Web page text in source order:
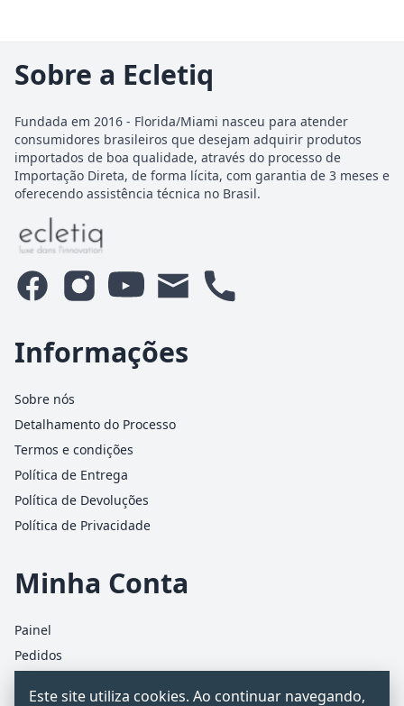
Sobre a Ecletiq
Fundada em 2016 - Florida/Miami nasceu para atender
consumidores brasileiros que desejam adquirir produtos
importados de boa qualidade, através do processo de
Importação Direta, de forma lícita, com garantia de 3 meses e
oferecendo assistência técnica no Brasil.
Informações
Sobre nós
Detalhamento do Processo
Termos e condições
Política de Entrega
Política de Devoluções
Política de Privacidade
Minha Conta
Painel
Pedidos
Este site utiliza cookies. Ao continuar navegando,